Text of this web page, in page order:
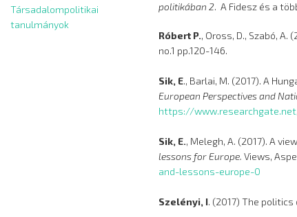
Társadalompolitikai
tanulmányok
politikában 2. A Fidesz és a
Róbert P., Oross, D., Szabó,
no.1 pp.120-146.
Sik, E., Barlai, M. (2017). A
European Perspectives and
https://www.researchgate.net/
Sik, E., Melegh, A. (2017). A
lessons for Europe. Views,
and-lessons-europe-0
Szelényi, I. (2017) The